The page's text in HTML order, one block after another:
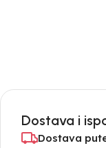
Dostava i
Dostava